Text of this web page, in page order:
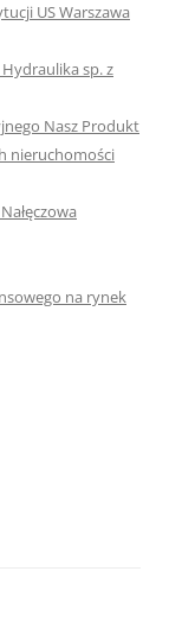
US Warszawa
sp. z
Nasz Produkt
nieruchomości
na rynek